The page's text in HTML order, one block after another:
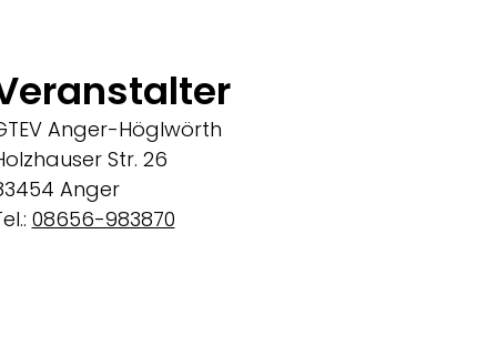
Anger-Höglwörth
Str. 26
Anger
08656-983870